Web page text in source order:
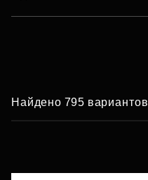
Найдено 795 вариантов